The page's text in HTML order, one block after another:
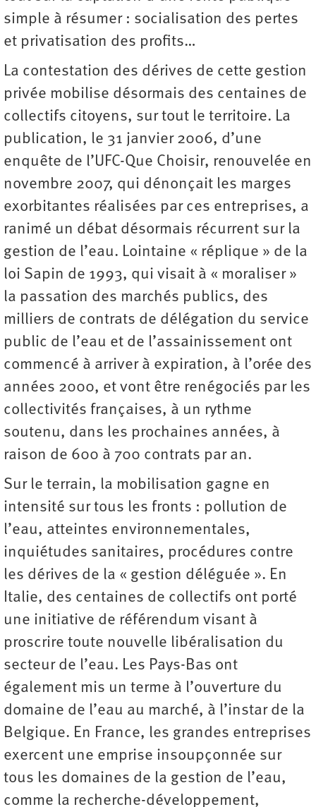
simple à résumer : socialisation des pertes
et privatisation des profits…
La contestation des dérives de cette gestion
privée mobilise désormais des centaines de
collectifs citoyens, sur tout le territoire. La
publication, le 31 janvier 2006, d’une
enquête de l’UFC-Que Choisir, renouvelée en
novembre 2007, qui dénonçait les marges
exorbitantes réalisées par ces entreprises, a
ranimé un débat désormais récurrent sur la
gestion de l’eau. Lointaine « réplique » de la
loi Sapin de 1993, qui visait à « moraliser »
la passation des marchés publics, des
milliers de contrats de délégation du service
public de l’eau et de l’assainissement ont
commencé à arriver à expiration, à l’orée des
années 2000, et vont être renégociés par les
collectivités françaises, à un rythme
soutenu, dans les prochaines années, à
raison de 600 à 700 contrats par an.
Sur le terrain, la mobilisation gagne en
intensité sur tous les fronts : pollution de
l’eau, atteintes environnementales,
inquiétudes sanitaires, procédures contre
les dérives de la « gestion déléguée ». En
Italie, des centaines de collectifs ont porté
une initiative de référendum visant à
proscrire toute nouvelle libéralisation du
secteur de l’eau. Les Pays-Bas ont
également mis un terme à l’ouverture du
domaine de l’eau au marché, à l’instar de la
Belgique. En France, les grandes entreprises
exercent une emprise insoupçonnée sur
tous les domaines de la gestion de l’eau,
comme la recherche-développement,